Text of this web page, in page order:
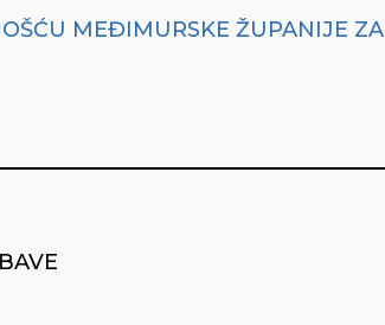
MEĐIMURSKE ŽUPANIJE ZA